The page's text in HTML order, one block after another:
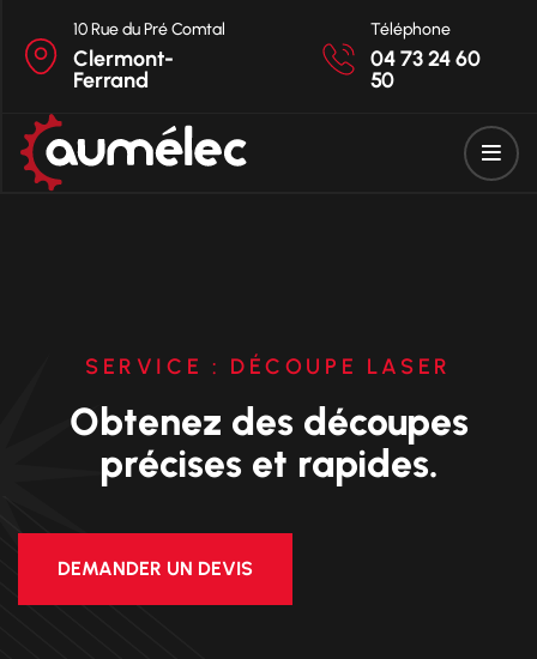
10 Rue du Pré Comtal
Clermont-
Ferrand
Téléphone
04 73 24 60
50
SERVICE : DÉCOUPE LASER
Obtenez des découpes
précises et rapides.
DEMANDER UN DEVIS